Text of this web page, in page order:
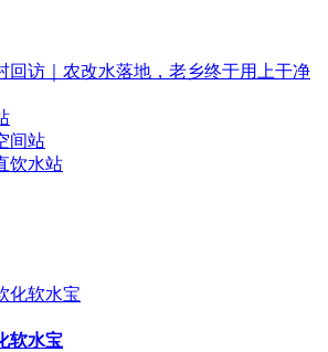
回访｜农改水落地，老乡终于用上干净
间站
饮水站
软水宝